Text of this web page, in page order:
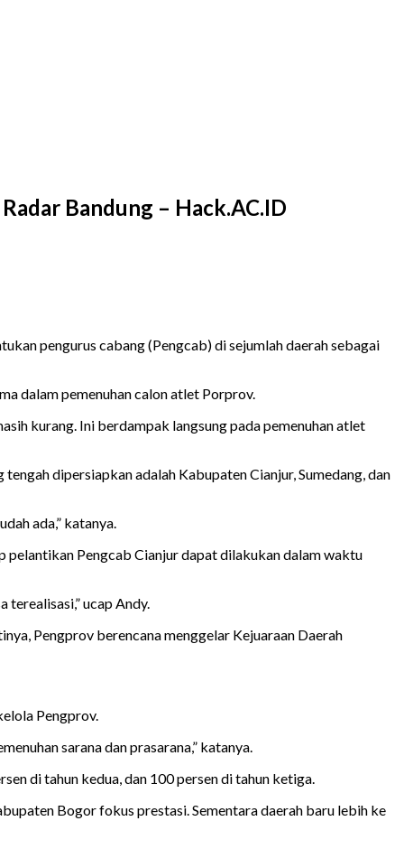
Bandung – Hack.AC.ID
pengurus cabang (Pengcab) di sejumlah daerah sebagai
dalam pemenuhan calon atlet Porprov.
kurang. Ini berdampak langsung pada pemenuhan atlet
dipersiapkan adalah Kabupaten Cianjur, Sumedang, dan
ada,” katanya.
pelantikan Pengcab Cianjur dapat dilakukan dalam waktu
ucap Andy.
Pengprov berencana menggelar Kejuaraan Daerah
Pengprov.
sarana dan prasarana,” katanya.
di tahun kedua, dan 100 persen di tahun ketiga.
Bogor fokus prestasi. Sementara daerah baru lebih ke